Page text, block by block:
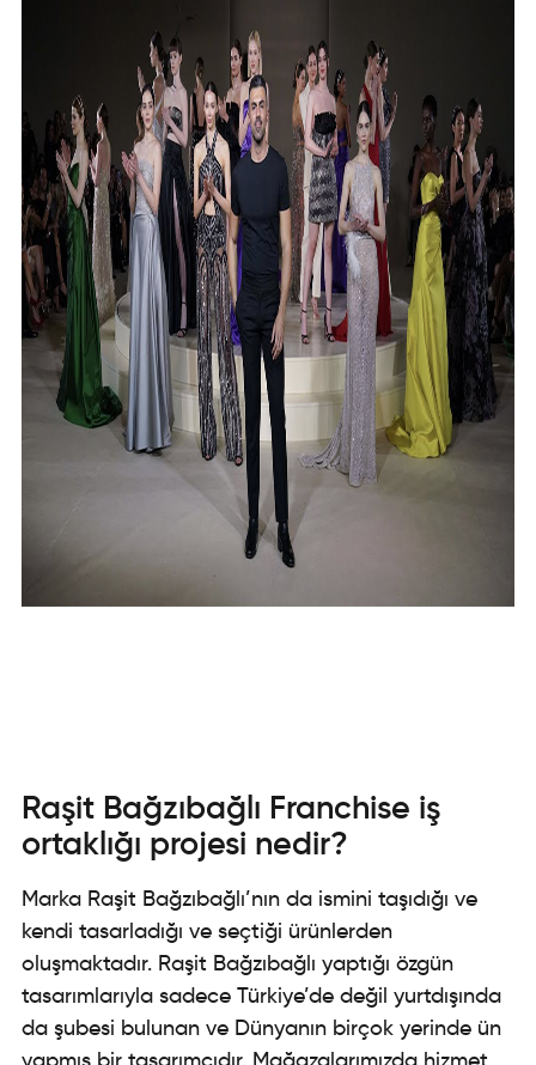
Raşit Bağzıbağlı Franchise iş
ortaklığı projesi nedir?
Marka Raşit Bağzıbağlı’nın da ismini taşıdığı ve
kendi tasarladığı ve seçtiği ürünlerden
oluşmaktadır. Raşit Bağzıbağlı yaptığı özgün
tasarımlarıyla sadece Türkiye’de değil yurtdışında
da şubesi bulunan ve Dünyanın birçok yerinde ün